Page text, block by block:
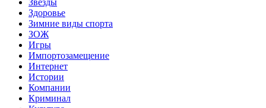
Здоровье
Зимние виды спорта
ЗОЖ
Игры
Импортозамещение
Интернет
Истории
Компании
Криминал